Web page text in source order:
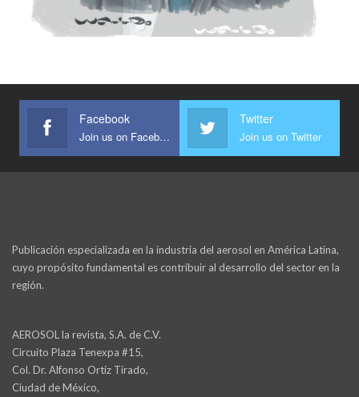
Facebook
Join us on Facebook
Twitter
Join us on Twitter
Publicación especializada en la industria del aerosol en América Latina,
cuyo propósito fundamental es contribuir al desarrollo del sector en la
región.
AEROSOL la revista, S.A. de C.V.
Circuito Plaza Tenexpa #15,
Col. Dr. Alfonso Ortiz Tirado,
Ciudad de México,